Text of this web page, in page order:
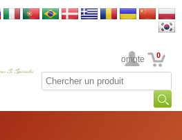
Votre Compte 0